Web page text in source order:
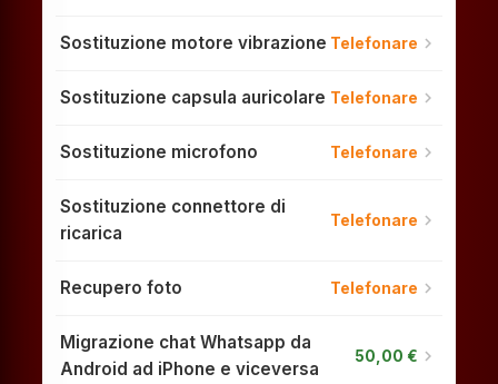
Sostituzione motore vibrazione Telefonare chevron_right
Sostituzione capsula auricolare Telefonare chevron_right
Sostituzione microfono Telefonare chevron_right
Sostituzione connettore di
ricarica
Telefonare chevron_right
Recupero foto Telefonare chevron_right
Migrazione chat Whatsapp da
Android ad iPhone e viceversa
50,00 € chevron_right